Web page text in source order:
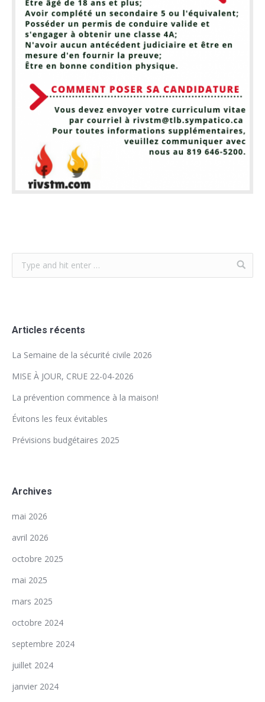
Articles récents
La Semaine de la sécurité civile 2026
MISE À JOUR, CRUE 22-04-2026
La prévention commence à la maison!
Évitons les feux évitables
Prévisions budgétaires 2025
Archives
mai 2026
avril 2026
octobre 2025
mai 2025
mars 2025
octobre 2024
septembre 2024
juillet 2024
janvier 2024